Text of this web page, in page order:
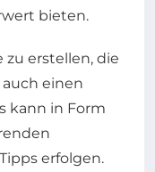
bieten.
zu erstellen, die
einen
kann in Form
erfolgen.